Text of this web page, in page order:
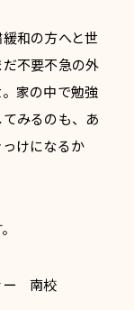
和の方へと世
不要不急の外
家の中で勉強
みるのも、あ
けになるか
ー 南校